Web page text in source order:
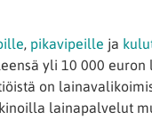
, pikavipeille ja
yli 10 000
on
lainapalvelut